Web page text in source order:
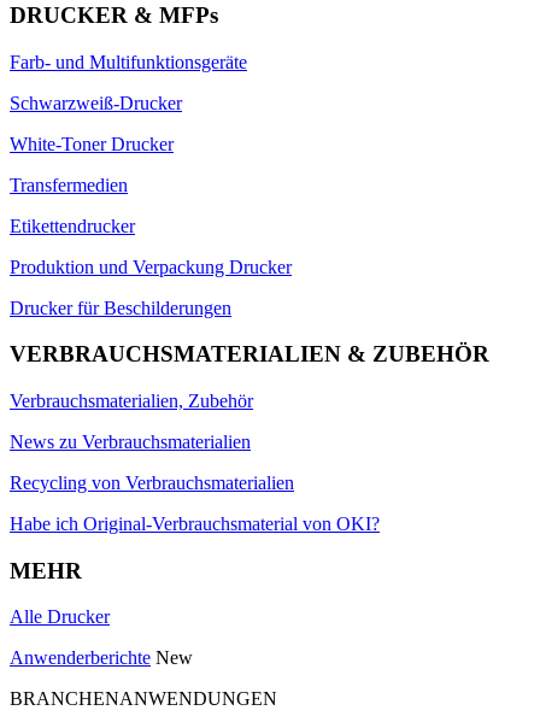
DRUCKER & MFPs
Farb- und Multifunktionsgeräte
Schwarzweiß-Drucker
White-Toner Drucker
Transfermedien
Etikettendrucker
Produktion und Verpackung Drucker
Drucker für Beschilderungen
VERBRAUCHSMATERIALIEN & ZUBEHÖR
Verbrauchsmaterialien, Zubehör
News zu Verbrauchsmaterialien
Recycling von Verbrauchsmaterialien
Habe ich Original-Verbrauchsmaterial von OKI?
MEHR
Alle Drucker
Anwenderberichte New
BRANCHENANWENDUNGEN